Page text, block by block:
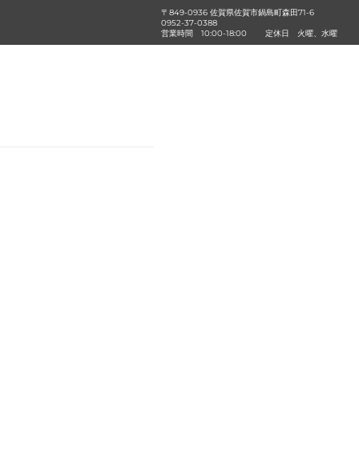
〒849-0936 佐賀県佐賀市鍋島町森田71-6
0952-37-0388
営業時間
10:00-18:00 定休日 火曜、水曜